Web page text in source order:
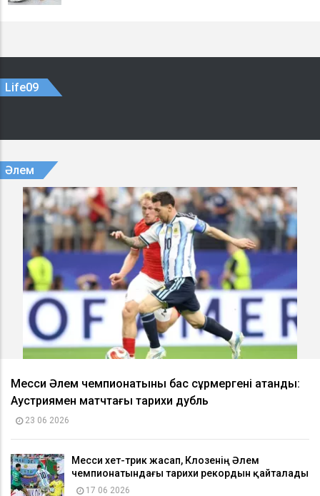
Life09
Әлем
Месси Әлем чемпионатының бас сұрмергені атанды:
Аустриямен матчтағы тарихи дубль
23 06 2026
Месси хет-трик жасап, Клозенің Әлем
чемпионатындағы тарихи рекордын қайталады
17 06 2026